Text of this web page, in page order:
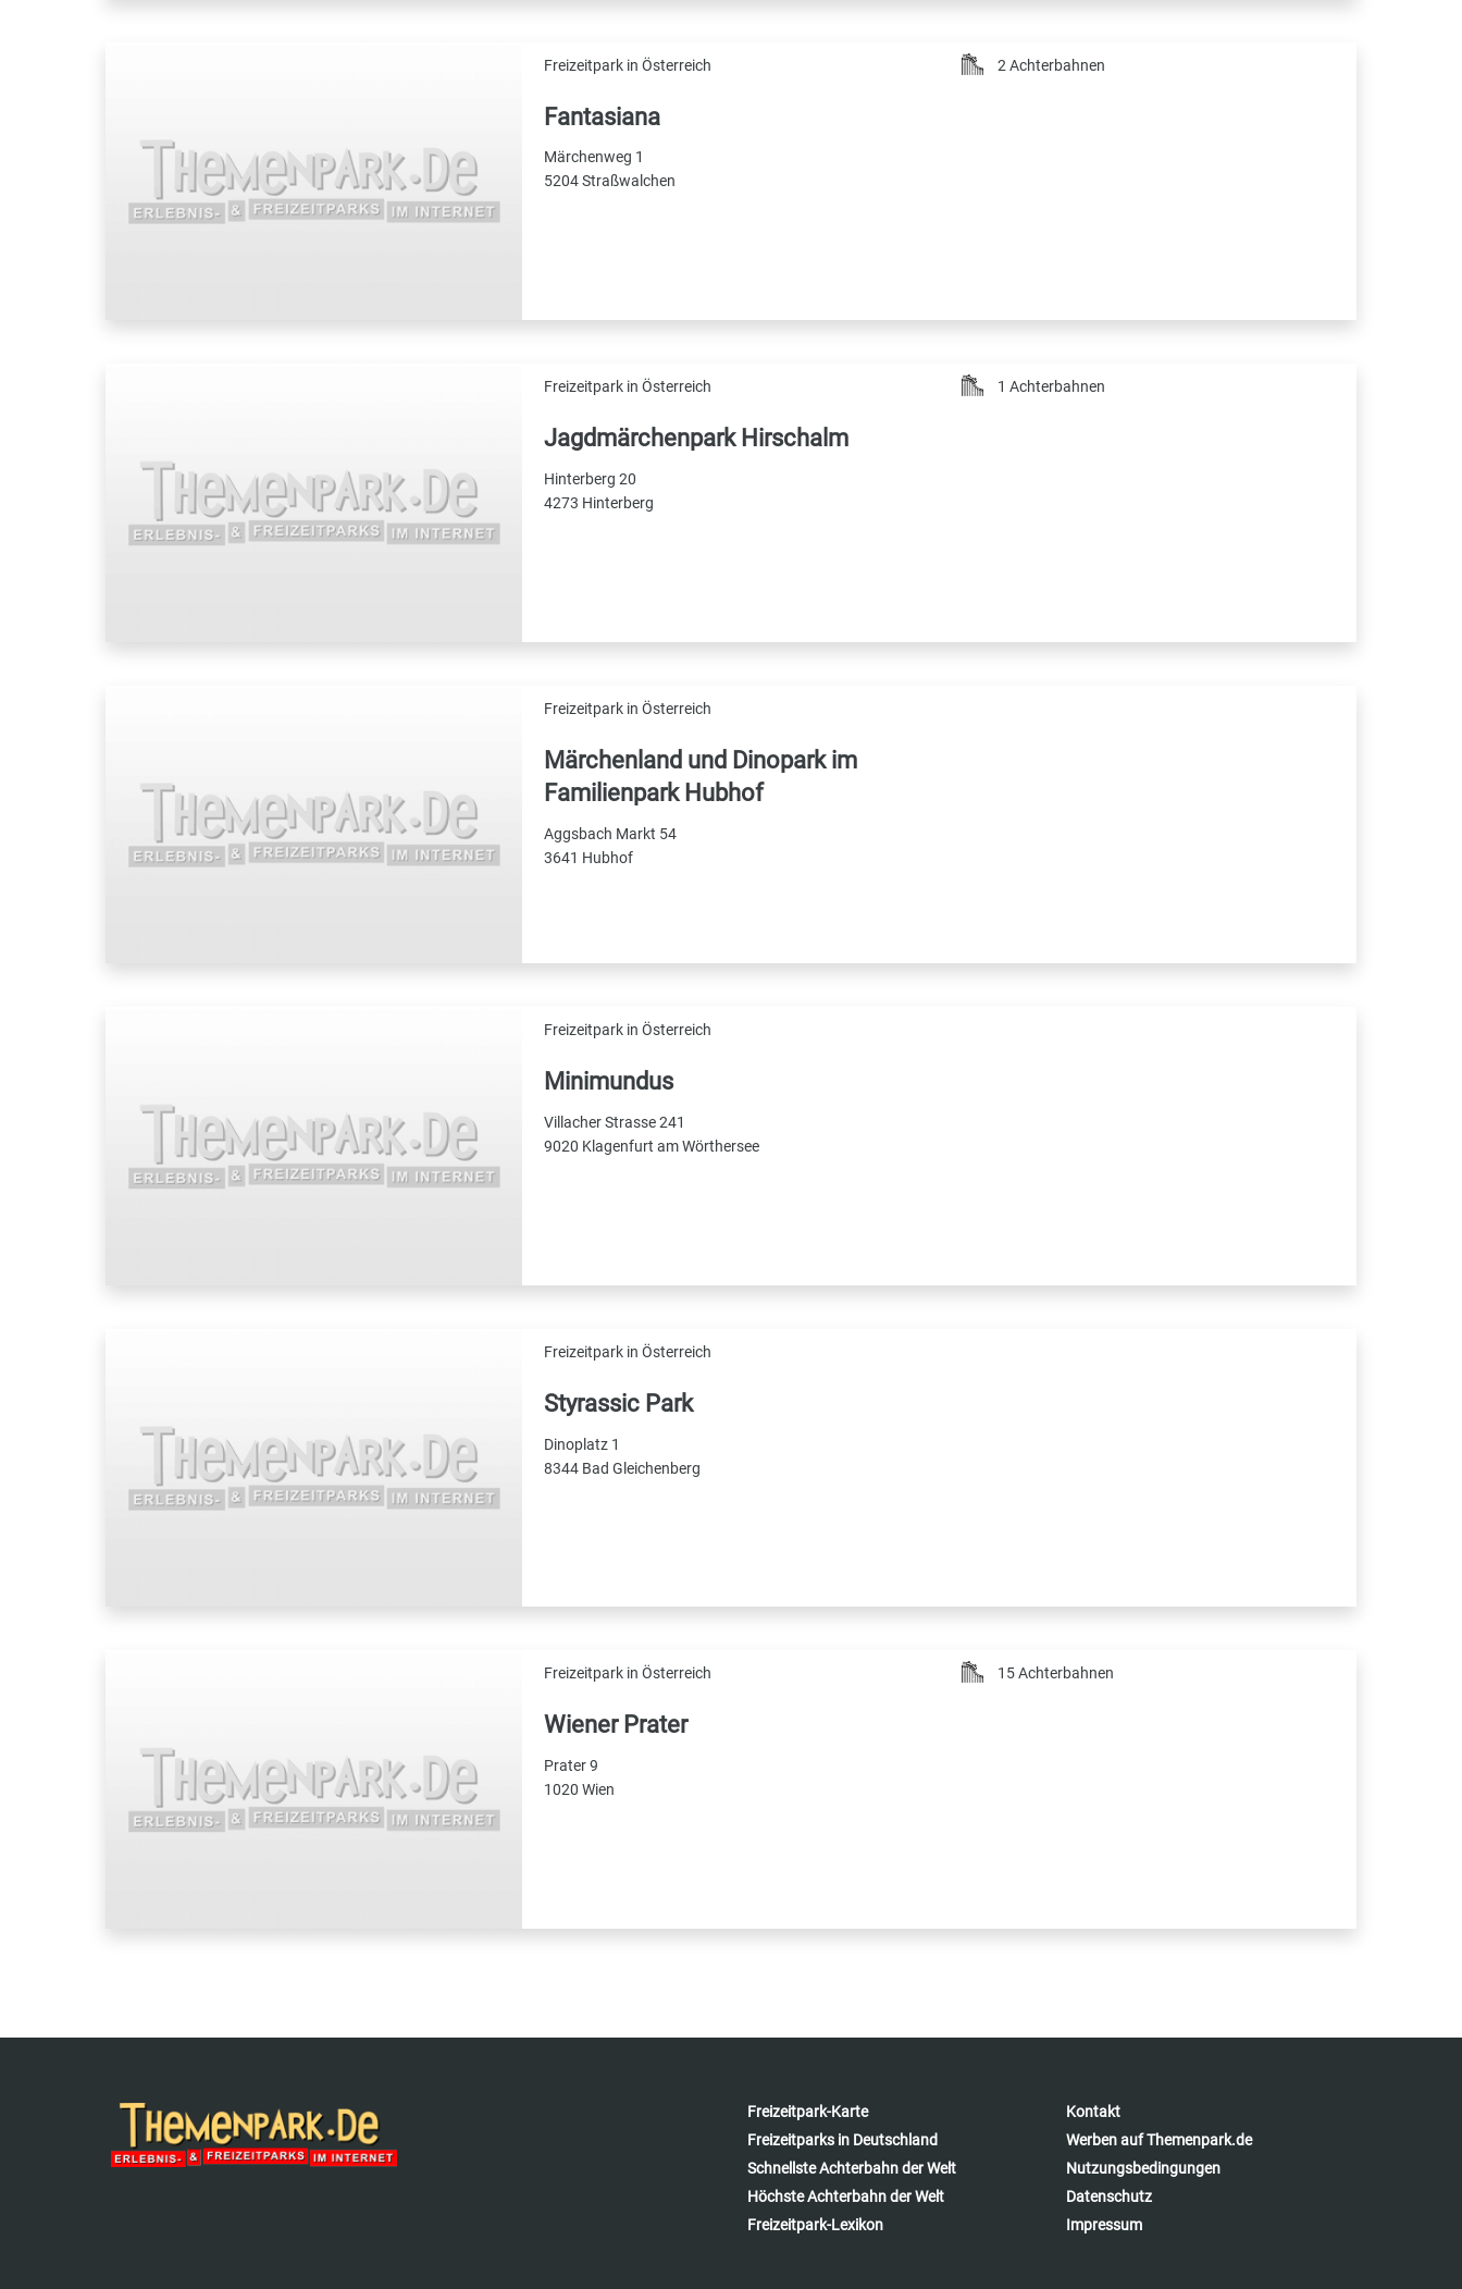
Freizeitpark in Österreich
Fantasiana
Märchenweg 1
5204 Straßwalchen
2 Achterbahnen
Freizeitpark in Österreich
Jagdmärchenpark Hirschalm
Hinterberg 20
4273 Hinterberg
1 Achterbahnen
Freizeitpark in Österreich
Märchenland und Dinopark im
Familienpark Hubhof
Aggsbach Markt 54
3641 Hubhof
Freizeitpark in Österreich
Minimundus
Villacher Strasse 241
9020 Klagenfurt am Wörthersee
Freizeitpark in Österreich
Styrassic Park
Dinoplatz 1
8344 Bad Gleichenberg
Freizeitpark in Österreich
Wiener Prater
Prater 9
1020 Wien
15 Achterbahnen
Freizeitpark-Karte
Freizeitparks in Deutschland
Schnellste Achterbahn der Welt
Höchste Achterbahn der Welt
Freizeitpark-Lexikon
Kontakt
Werben auf Themenpark.de
Nutzungsbedingungen
Datenschutz
Impressum